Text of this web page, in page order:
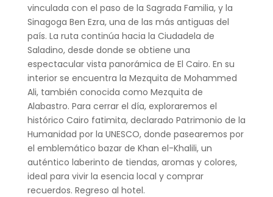
vinculada con el paso de la Sagrada Familia, y la
Sinagoga Ben Ezra, una de las más antiguas del
país. La ruta continúa hacia la Ciudadela de
Saladino, desde donde se obtiene una
espectacular vista panorámica de El Cairo. En su
interior se encuentra la Mezquita de Mohammed
Ali, también conocida como Mezquita de
Alabastro. Para cerrar el día, exploraremos el
histórico Cairo fatimita, declarado Patrimonio de la
Humanidad por la UNESCO, donde pasearemos por
el emblemático bazar de Khan el-Khalili, un
auténtico laberinto de tiendas, aromas y colores,
ideal para vivir la esencia local y comprar
recuerdos. Regreso al hotel.